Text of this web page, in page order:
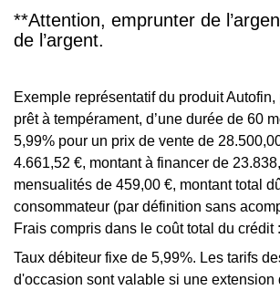
**Attention, emprunter de
de l’argent.
Exemple représentatif du produit
prêt à tempérament, d’une durée de 60
5,99% pour un prix de vente de
4.661,52 €, montant à financer de
mensualités de 459,00 €, montant total
consommateur (par définition sans
Frais compris dans le coût total du crédit
Taux débiteur fixe de 5,99%. Les tarifs
d'occasion sont valable si une extension